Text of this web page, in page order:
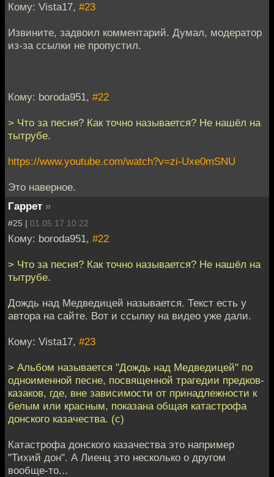
Кому: Vista17, #23
Извините, задвоил комментарий. Думал, модератор
из-за ссылки не пропустил.
Кому: boroda951, #22
> Что за песня? Как точно называется? Не нашёл на
тытрубе.
https://www.youtube.com/watch?v=zi-Uxe0mSNU
Это наверное.
Гаррет »
#25 | 01.05.17 10:22
Кому: boroda951, #22
> Что за песня? Как точно называется? Не нашёл на
тытрубе.
Дождь над Медведицей называется. Текст есть у
автора на сайте. Вот и ссылку на видео уже дали.
Кому: Vista17, #23
> Альбом называется "Дождь над Медведицей" по
одноименной песне, посвященной трагедии предков-
казаков, где, вне зависимости от принадлежности к
белым или красным, показана общая катастрофа
донского казачества. (с)
Катастрофа донского казачества это например
"Тихий дон". А Лиенц это несколько о другом
вообще-то...